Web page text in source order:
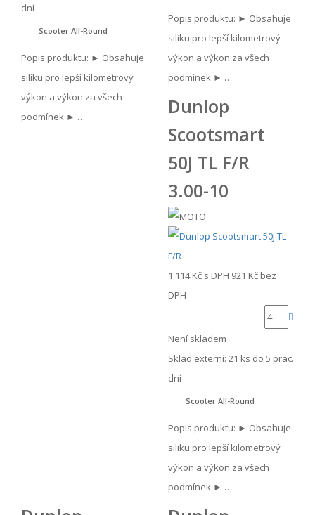
dní
Scooter All-Round
Popis produktu: ► Obsahuje
siliku pro lepší kilometrový
výkon a výkon za všech
podmínek ► …
Popis produktu: ► Obsahuje
siliku pro lepší kilometrový
výkon a výkon za všech
podmínek ► …
Dunlop
Scootsmart
50J TL F/R
3.00-10
1 114 Kč s DPH 921 Kč bez
DPH
Není skladem
Sklad externí: 21 ks do 5 prac.
dní
Scooter All-Round
Popis produktu: ► Obsahuje
siliku pro lepší kilometrový
výkon a výkon za všech
podmínek ► …